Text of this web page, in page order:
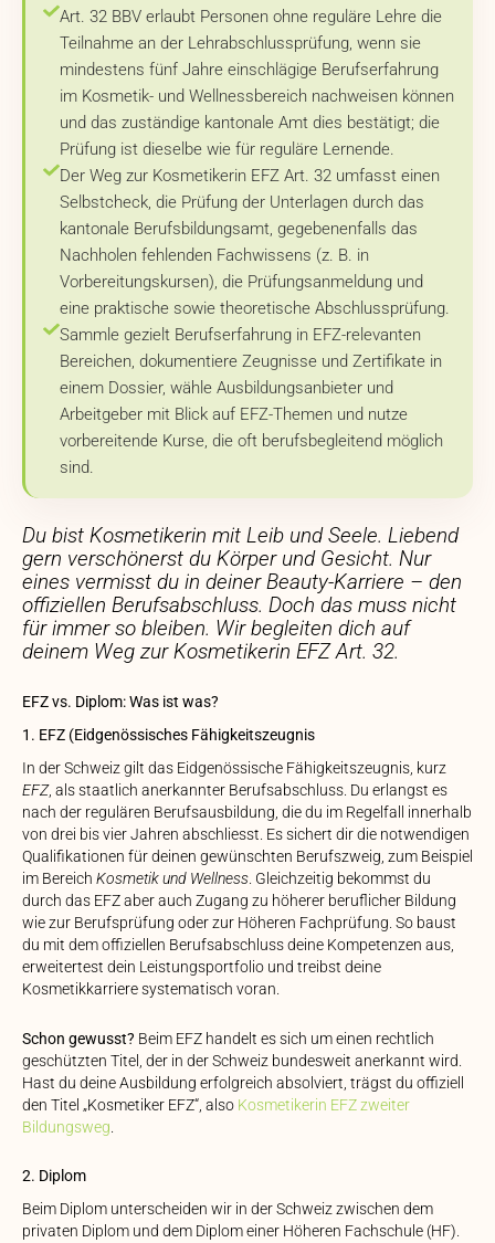
Art. 32 BBV erlaubt Personen ohne reguläre Lehre die
Teilnahme an der Lehrabschlussprüfung, wenn sie
mindestens fünf Jahre einschlägige Berufserfahrung
im Kosmetik- und Wellnessbereich nachweisen können
und das zuständige kantonale Amt dies bestätigt; die
Prüfung ist dieselbe wie für reguläre Lernende.
Der Weg zur Kosmetikerin EFZ Art. 32 umfasst einen
Selbstcheck, die Prüfung der Unterlagen durch das
kantonale Berufsbildungsamt, gegebenenfalls das
Nachholen fehlenden Fachwissens (z. B. in
Vorbereitungskursen), die Prüfungsanmeldung und
eine praktische sowie theoretische Abschlussprüfung.
Sammle gezielt Berufserfahrung in EFZ-relevanten
Bereichen, dokumentiere Zeugnisse und Zertifikate in
einem Dossier, wähle Ausbildungsanbieter und
Arbeitgeber mit Blick auf EFZ-Themen und nutze
vorbereitende Kurse, die oft berufsbegleitend möglich
sind.
Du bist Kosmetikerin mit Leib und Seele. Liebend
gern verschönerst du Körper und Gesicht. Nur
eines vermisst du in deiner Beauty-Karriere – den
offiziellen Berufsabschluss. Doch das muss nicht
für immer so bleiben. Wir begleiten dich auf
deinem Weg zur Kosmetikerin EFZ Art. 32.
EFZ vs. Diplom: Was ist was?
1. EFZ (Eidgenössisches Fähigkeitszeugnis
In der Schweiz gilt das Eidgenössische Fähigkeitszeugnis, kurz
EFZ, als staatlich anerkannter Berufsabschluss. Du erlangst es
nach der regulären Berufsausbildung, die du im Regelfall innerhalb
von drei bis vier Jahren abschliesst. Es sichert dir die notwendigen
Qualifikationen für deinen gewünschten Berufszweig, zum Beispiel
im Bereich Kosmetik und Wellness . Gleichzeitig bekommst du
durch das EFZ aber auch Zugang zu höherer beruflicher Bildung
wie zur Berufsprüfung oder zur Höheren Fachprüfung. So baust
du mit dem offiziellen Berufsabschluss deine Kompetenzen aus,
erweitertest dein Leistungsportfolio und treibst deine
Kosmetikkarriere systematisch voran.
Schon gewusst? Beim EFZ handelt es sich um einen rechtlich
geschützten Titel, der in der Schweiz bundesweit anerkannt wird.
Hast du deine Ausbildung erfolgreich absolviert, trägst du offiziell
den Titel „Kosmetiker EFZ“, also Kosmetikerin EFZ zweiter
Bildungsweg
2. Diplom
Beim Diplom unterscheiden wir in der Schweiz zwischen dem
privaten Diplom und dem Diplom einer Höheren Fachschule (HF).